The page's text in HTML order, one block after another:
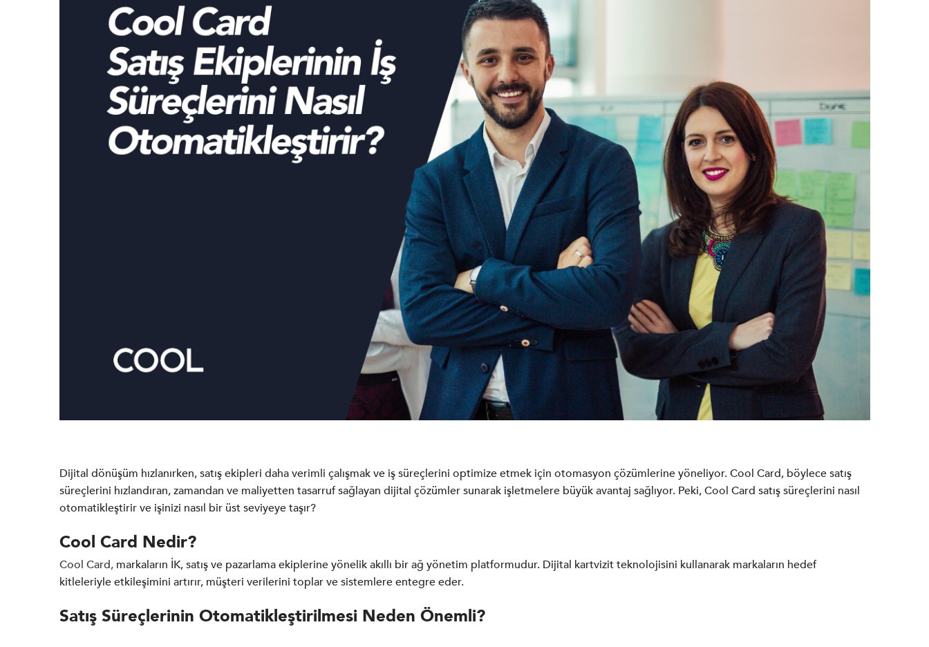
Dijital dönüşüm hızlanırken, satış ekipleri daha verimli çalışmak ve iş süreçlerini optimize etmek için otomasyon çözümlerine yöneliyor. Cool Card, böylece satış
süreçlerini hızlandıran, zamandan ve maliyetten tasarruf sağlayan dijital çözümler sunarak işletmelere büyük avantaj sağlıyor. Peki, Cool Card satış süreçlerini nasıl
otomatikleştirir ve işinizi nasıl bir üst seviyeye taşır?
Cool Card Nedir?
Cool Card,markaların İK, satış ve pazarlama ekiplerine yönelik akıllı bir ağ yönetim platformudur. Dijital kartvizit teknolojisini kullanarak markaların hedef
kitleleriyle etkileşimini artırır, müşteri verilerini toplar ve sistemlere entegre eder.
Satış Süreçlerinin Otomatikleştirilmesi Neden Önemli?